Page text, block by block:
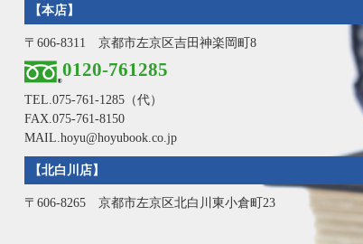
【本店】
〒606-8311 京都市左京区吉田神楽岡町8
0120-761285
TEL. 075-761-1285（代）
FAX.075-761-8150
MAIL.hoyu@hoyubook.co.jp
【北白川店】
〒606-8265 京都市左京区北白川東小倉町23